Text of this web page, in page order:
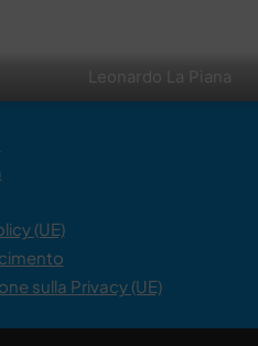
Leonardo La Piana
(UE)
sulla Privacy (UE)